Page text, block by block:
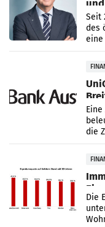
Seit
des
eine
Für
die
Die